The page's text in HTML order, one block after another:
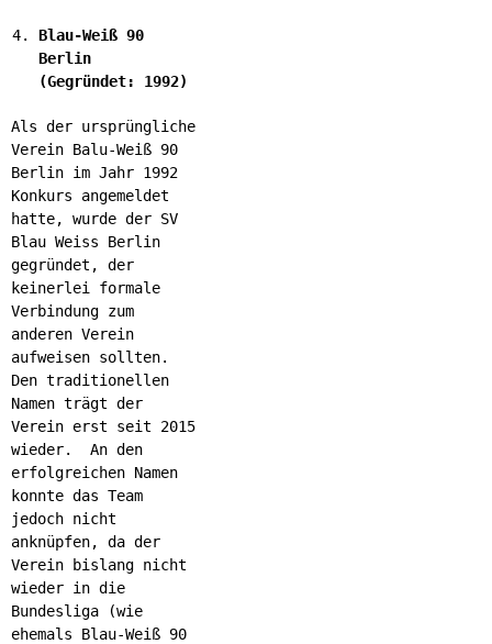
Blau-Weiß 90
Berlin
(Gegründet: 1992)
Als der ursprüngliche
Verein Balu-Weiß 90
Berlin im Jahr 1992
Konkurs angemeldet
hatte, wurde der SV
Blau Weiss Berlin
gegründet, der
keinerlei formale
Verbindung zum
anderen Verein
aufweisen sollten.
Den traditionellen
Namen trägt der
Verein erst seit 2015
wieder. An den
erfolgreichen Namen
konnte das Team
jedoch nicht
anknüpfen, da der
Verein bislang nicht
wieder in die
Bundesliga (wie
ehemals Blau-Weiß 90